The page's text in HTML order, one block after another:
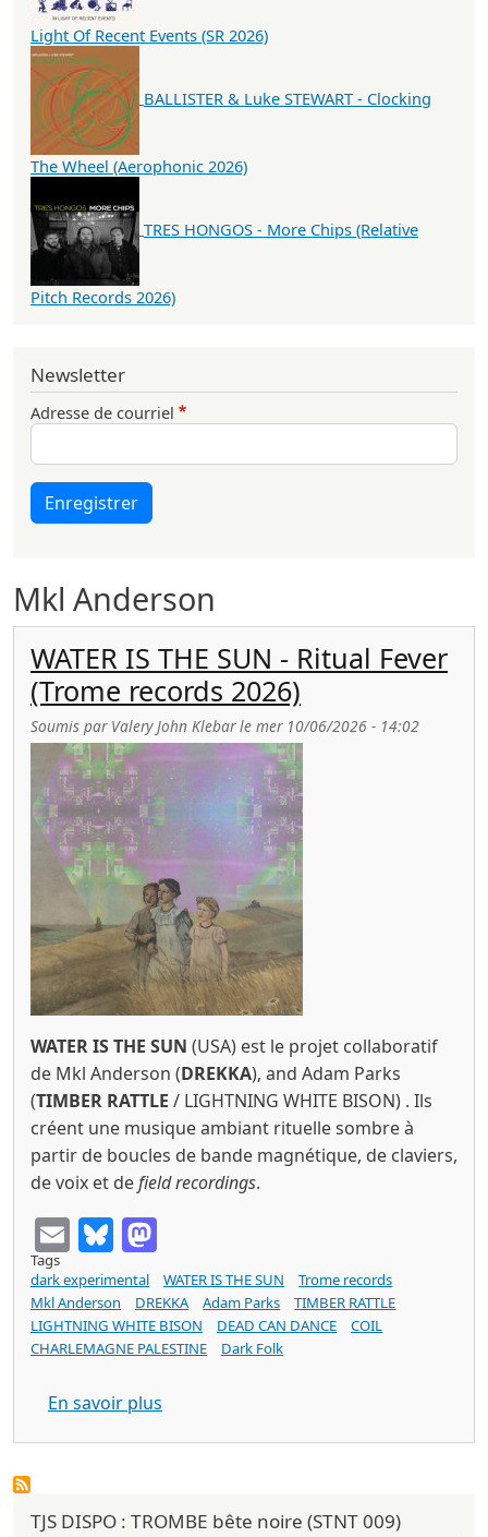
Mkl Anderson
WATER IS THE SUN - Ritual Fever
(Trome records 2026)
Soumis par Valery John Klebarle mer 10/06/2026 - 14:02
WATER IS THE SUN (USA) est le projet collaboratif
de Mkl Anderson (DREKKA), and Adam Parks
(TIMBER RATTLE / LIGHTNING WHITE BISON) . Ils
créent une musique ambiant rituelle sombre à
partir de boucles de bande magnétique, de claviers,
de voix et defield recordings.
EmailBluesky
Tags
dark experimental
WATER IS THE SUN
Trome records
Mkl Anderson
DREKKA Adam Parks
TIMBER RATTLE
LIGHTNING WHITE BISON
DEAD CAN DANCE
COIL
CHARLEMAGNE PALESTINE
Dark Folk
En savoir plus
Light Of Recent Events (SR 2026)
BALLISTER & Luke STEWART - Clocking
The Wheel (Aerophonic 2026)
TRES HONGOS - More Chips (Relative
Pitch Records 2026)
Newsletter
Adresse de courriel
Enregistrer
TJS DISPO : TROMBE bête noire (STNT 009)